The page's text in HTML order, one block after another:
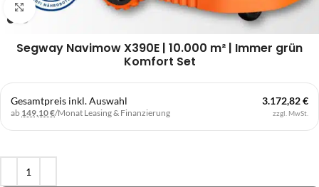
Klick zum Vergrößern
Segway Navimow X390E | 10.000 m² | Immer grün
Komfort Set
Gesamtpreis inkl. Auswahl
ab 149,10 €/Monat Leasing & Finanzierung
3.172,82 €
zzgl. MwSt.